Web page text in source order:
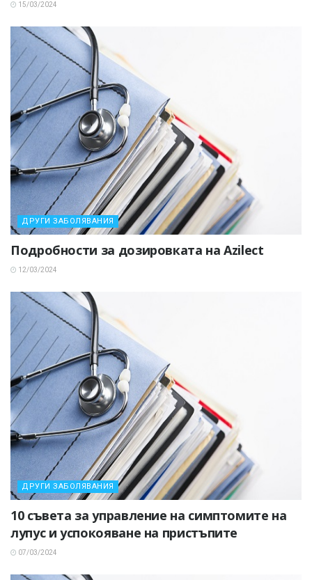
15/03/2024
ДРУГИ ЗАБОЛЯВАНИЯ
Подробности за дозировката на Azilect
12/03/2024
ДРУГИ ЗАБОЛЯВАНИЯ
10 съвета за управление на симптомите на
лупус и успокояване на пристъпите
07/03/2024